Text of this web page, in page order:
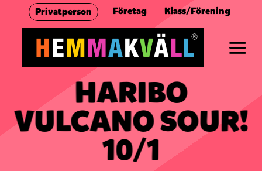
Privatperson Företag Klass/Förening
HARIBO
VULCANO SOUR!
10/1